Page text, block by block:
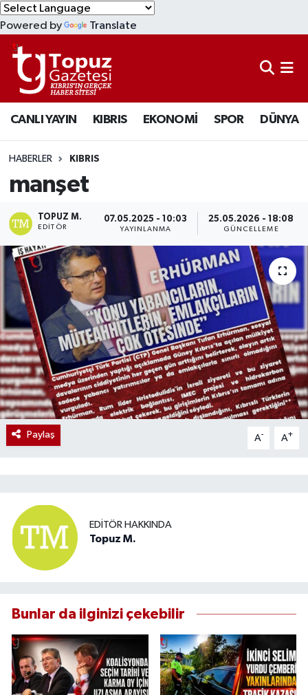
Powered by Translate
CANLI YAYIN KIBRIS EKONOMİ SPOR DÜNYA
HABERLER KIBRIS
manşet
TOPUZ M.
EDITÖR
07.05.2025 - 10:03
YAYINLANMA
25.05.2026 - 18:08
GÜNCELLEME
Paylaş A- A+
EDITÖR HAKKINDA
Topuz M.
Bunlar da ilginizi çekebilir
KIBRIS
DÜNYA
EKONOMİ
MAGAZİN
SAĞLIK
SPOR
TEKNOLOJİ
TÜRKİYE
Lefkoşa Nöbetçi Eczaneler
Lefkoşa Hava Durumu
Lefkoşa Trafik Yoğunluk Haritası
Süper Lig Puan Durumu ve Fikstür
Tüm Manşetler
Son Dakika Haberleri
Haber Arşivi